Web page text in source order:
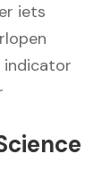
iets
indicator